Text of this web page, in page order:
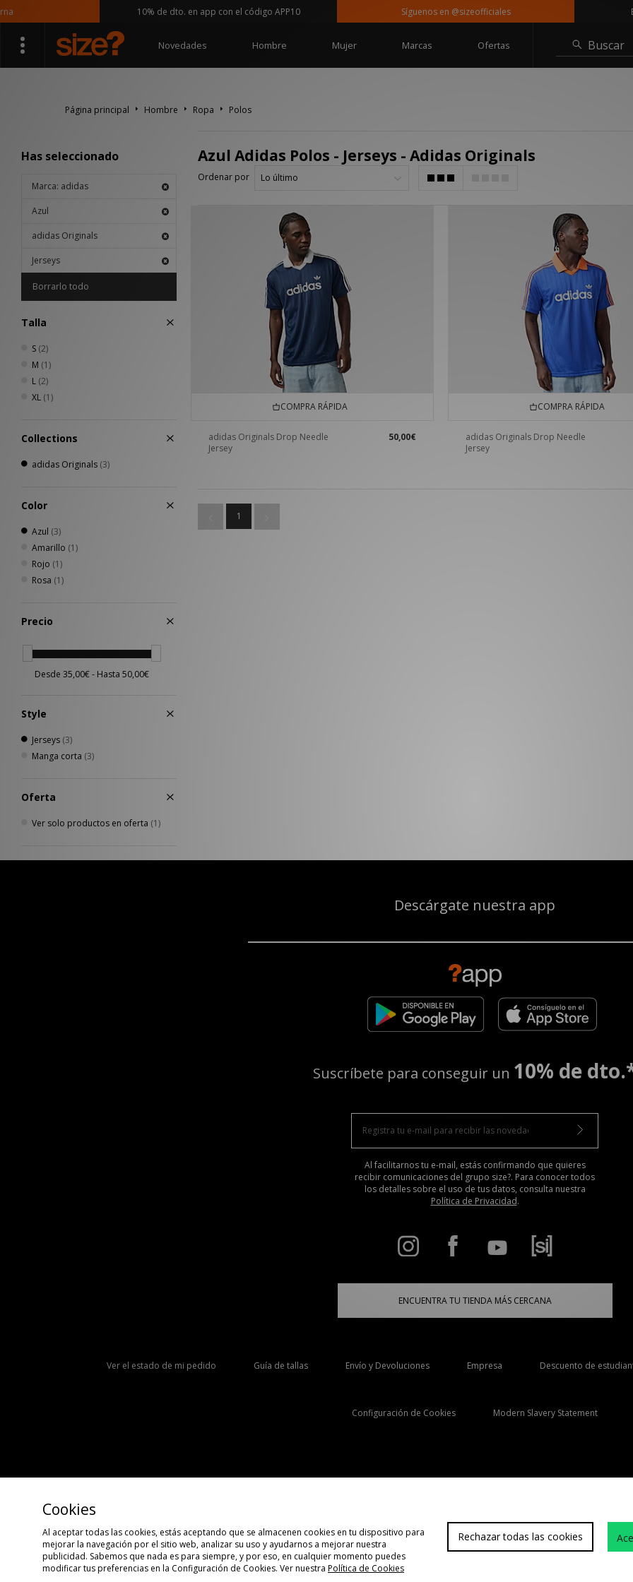
10% de dto. en app con el código APP10 Síguenos en @sizeofficiales
Novedades Hombre Mujer Marcas Ofertas Buscar
Página principal Hombre Ropa Polos
Has seleccionado
Marca: adidas
Azul
adidas Originals
Jerseys
Borrarlo todo
Talla
S (2)
M (1)
L (2)
XL (1)
Collections
adidas Originals (3)
Color
Azul (3)
Amarillo (1)
Rojo (1)
Rosa (1)
Precio
Style
Jerseys (3)
Manga corta (3)
Oferta
Ver solo productos en oferta (1)
Azul Adidas Polos - Jerseys - Adidas Originals
Ordenar por
COMPRA RÁPIDA
adidas Originals Drop Needle
Jersey
50,00€
COMPRA RÁPIDA
adidas Originals Drop Needle
Jersey
1
Descárgate nuestra app
Suscríbete para conseguir un 10% de
Al facilitarnos tu e-mail, estás confirmando que quieres
recibir comunicaciones del grupo size?. Para conocer todos
los detalles sobre el uso de tus datos, consulta nuestra
Política de Privacidad.
ENCUENTRA TU TIENDA MÁS CERCANA
Ver el estado de mi pedido Guía de tallas Envío y Devoluciones Empresa Descuento de
Configuración de Cookies Modern Slavery Statement
Atención cliente
Copyright © 2026 size?, Todos los derechos reservados.
Cookies
Al aceptar todas las cookies, estás aceptando que se almacenen cookies en tu dispositivo para
mejorar la navegación por el sitio web, analizar su uso y ayudarnos a mejorar nuestra
publicidad. Sabemos que nada es para siempre, y por eso, en cualquier momento puedes
modificar tus preferencias en la Configuración de Cookies. Ver nuestra Política de Cookies
Rechazar todas las cookies